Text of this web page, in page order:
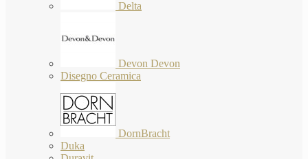
Delta
Devon Devon
Disegno Ceramica
DornBracht
Duka